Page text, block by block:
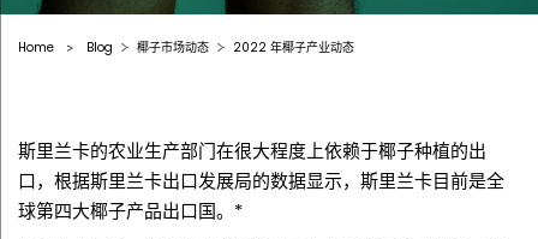
Home > Blog 椰子市场动态 2022 年椰子产业动态
斯里兰卡的农业生产部门在很大程度上依赖于椰子种植的出
口，根据斯里兰卡出口发展局的数据显示，斯里兰卡目前是全
球第四大椰子产品出口国。*